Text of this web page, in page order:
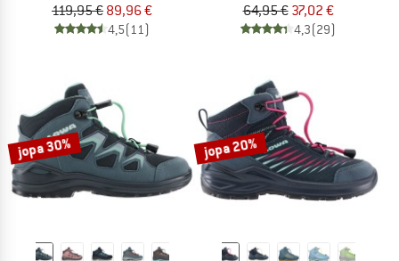
119,95 € 89,96 €
4,5(11)
64,95 € 37,02 €
4,3(29)
jopa 30% jopa 20%